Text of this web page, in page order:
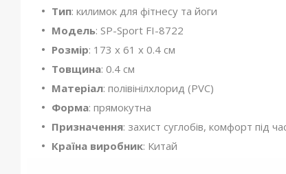
Тип: килимок для фітнесу та йоги
Модель: SP-Sport FI-8722
Розмір: 173 x 61 x 0.4 см
Товщина: 0.4 см
Матеріал: полівінілхлорид (PVC)
Форма: прямокутна
Призначення: захист суглобів, комфорт під
Країна виробник: Китай